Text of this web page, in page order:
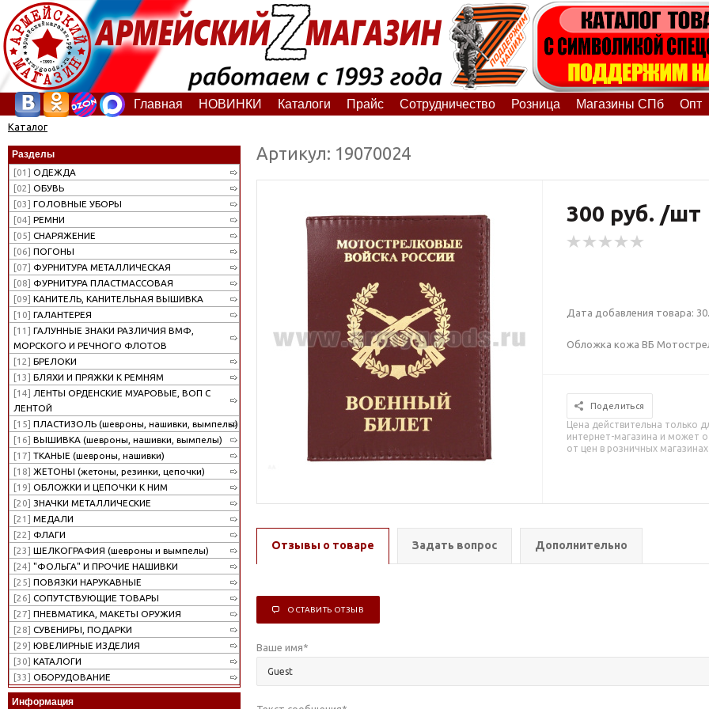
Главная НОВИНКИ Каталоги Прайс Сотрудничество Розница Магазины СПб Опт
Каталог
Разделы
[01] ОДЕЖДА
[02] ОБУВЬ
[03] ГОЛОВНЫЕ УБОРЫ
[04] РЕМНИ
[05] СНАРЯЖЕНИЕ
[06] ПОГОНЫ
[07] ФУРНИТУРА МЕТАЛЛИЧЕСКАЯ
[08] ФУРНИТУРА ПЛАСТМАССОВАЯ
[09] КАНИТЕЛЬ, КАНИТЕЛЬНАЯ ВЫШИВКА
[10] ГАЛАНТЕРЕЯ
[11] ГАЛУННЫЕ ЗНАКИ РАЗЛИЧИЯ ВМФ,
МОРСКОГО И РЕЧНОГО ФЛОТОВ
[12] БРЕЛОКИ
[13] БЛЯХИ И ПРЯЖКИ К РЕМНЯМ
[14] ЛЕНТЫ ОРДЕНСКИЕ МУАРОВЫЕ, ВОП С
ЛЕНТОЙ
[15] ПЛАСТИЗОЛЬ (шевроны, нашивки, вымпелы)
[16] ВЫШИВКА (шевроны, нашивки, вымпелы)
[17] ТКАНЫЕ (шевроны, нашивки)
[18] ЖЕТОНЫ (жетоны, резинки, цепочки)
[19] ОБЛОЖКИ И ЦЕПОЧКИ К НИМ
[20] ЗНАЧКИ МЕТАЛЛИЧЕСКИЕ
[21] МЕДАЛИ
[22] ФЛАГИ
[23] ШЕЛКОГРАФИЯ (шевроны и вымпелы)
[24] "ФОЛЬГА" И ПРОЧИЕ НАШИВКИ
[25] ПОВЯЗКИ НАРУКАВНЫЕ
[26] СОПУТСТВУЮЩИЕ ТОВАРЫ
[27] ПНЕВМАТИКА, МАКЕТЫ ОРУЖИЯ
[28] СУВЕНИРЫ, ПОДАРКИ
[29] ЮВЕЛИРНЫЕ ИЗДЕЛИЯ
[30] КАТАЛОГИ
[33] ОБОРУДОВАНИЕ
Информация
Артикул: 19070024
300 руб. /шт
Дата добавления товара:
Обложка кожа ВБ
Поделиться
Цена действительна только
интернет-магазина и может
от цен в розничных магазинах
Отзывы о товаре Задать вопрос Дополнительно
ОСТАВИТЬ ОТЗЫВ
Ваше имя*